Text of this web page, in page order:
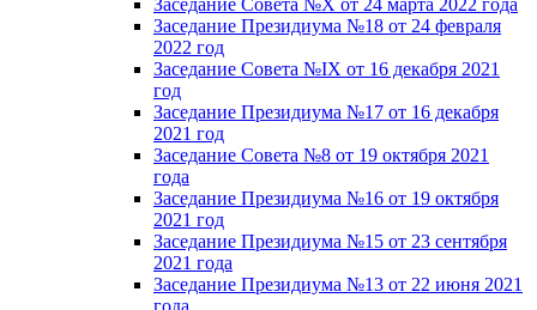
Заседание Президиума №18 от 24 февраля
2022 год
Заседание Совета №IX от 16 декабря 2021
год
Заседание Президиума №17 от 16 декабря
2021 год
Заседание Совета №8 от 19 октября 2021
года
Заседание Президиума №16 от 19 октября
2021 год
Заседание Президиума №15 от 23 сентября
2021 года
Заседание Президиума №13 от 22 июня 2021
года